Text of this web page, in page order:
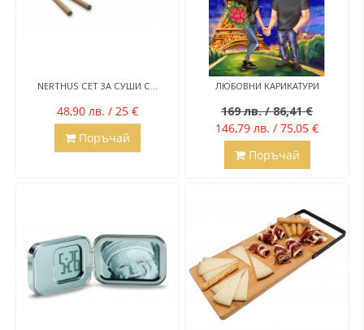
NERTHUS СЕТ ЗА СУШИ С...
48,90 лв. / 25 €
Поръчай
ЛЮБОВНИ КАРИКАТУРИ
169 лв. / 86,41 €
146,79 лв. / 75,05 €
Поръчай